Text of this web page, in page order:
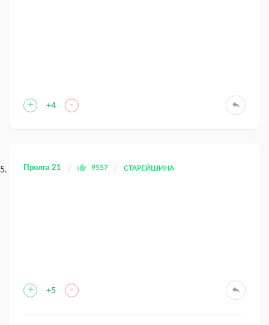
+ +4 -
Пролга 21 9557 СТАРЕЙШИНА
+ +5 -